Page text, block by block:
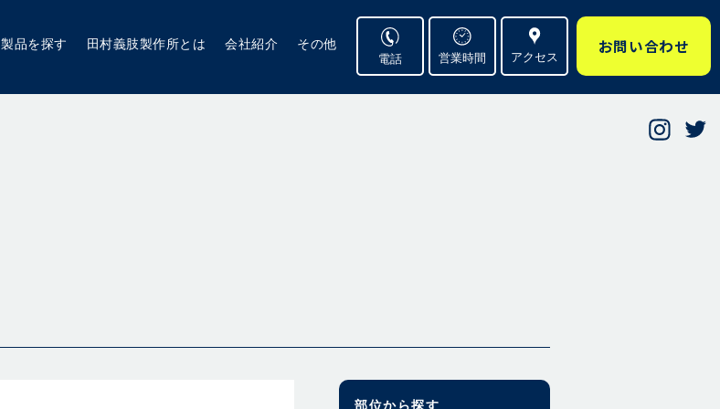
製品を探す 田村義肢製作所とは 会社紹介 その他
電話 営業時間 アクセス
お問い合わせ
部位から探す